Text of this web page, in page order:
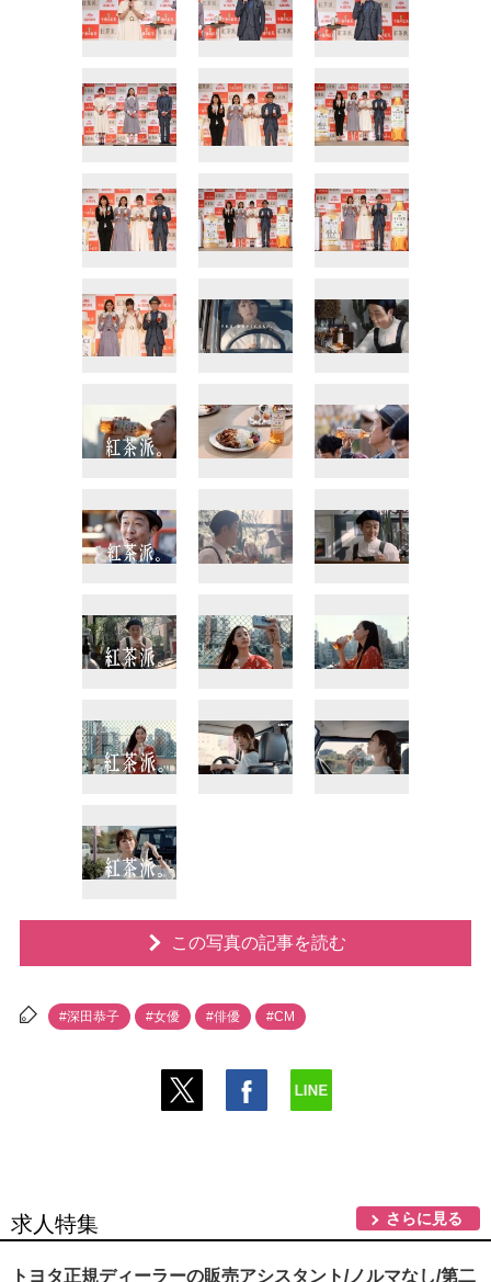
この写真の記事を読む
#深田恭子 #女優 #俳優 #CM
求人特集 さらに見る
トヨタ正規ディーラーの販売アシスタント/ノルマなし/第二